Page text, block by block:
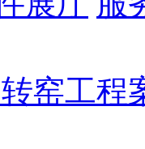
窑工程